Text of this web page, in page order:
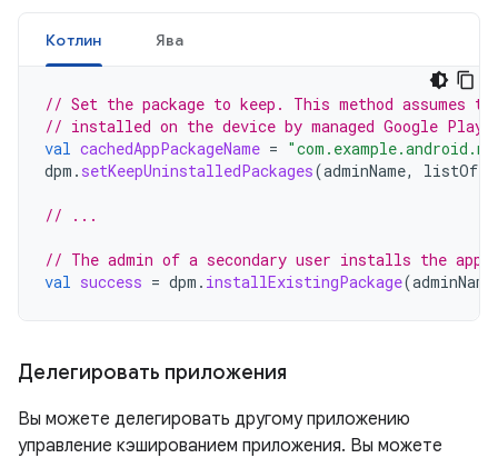
Котлин Ява
// Set the package to keep. This method assumes
// installed on the device by managed Google Play.
val cachedAppPackageName =
dpm . setKeepUninstalledPackages(adminName, listOf
// ...
// The admin of a secondary user installs the app.
val success = dpm . installExistingPackage(adminName
Делегировать приложения
Вы можете делегировать другому приложению
управление кэшированием приложения. Вы можете